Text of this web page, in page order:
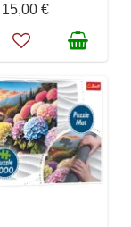
15,00 €